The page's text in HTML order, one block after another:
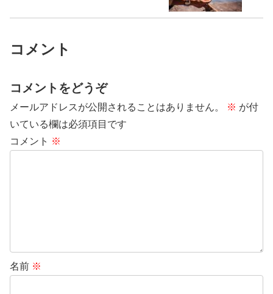
コメント
コメントをどうぞ
メールアドレスが公開されることはありません。 ※ が付
いている欄は必須項目です
コメント ※
名前 ※